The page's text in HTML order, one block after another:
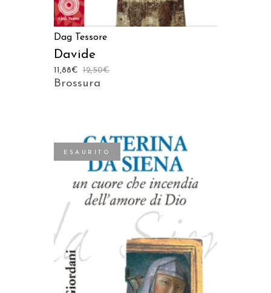
Dag Tessore
Davide
12,50€
11,88€
Brossura
ESAURITO
LEGGI TUTTO